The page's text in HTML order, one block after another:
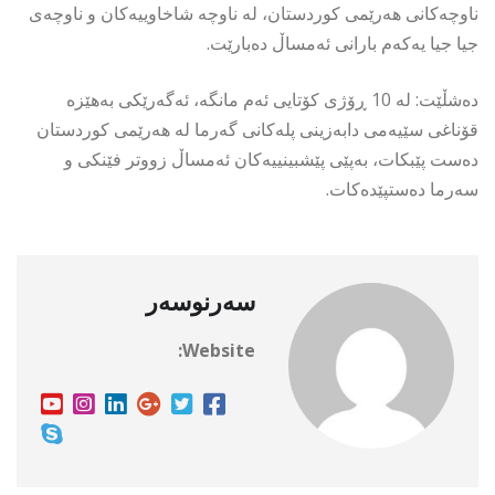
ناوچەکانی هەرێمی کوردستان، لە ناوچە شاخاوییەکان و ناوچەی
جیا جیا یەکەم بارانی ئەمساڵ دەبارێت.
دەشڵێت: لە 10 ڕۆژی کۆتایی ئەم مانگە، ئەگەرێکی بەهێزە
قۆناغی سێیەمی دابەزینی پلەکانی گەرما لە هەرێمی کوردستان
دەست پێبکات، بەپێی پێشبینییەکان ئەمساڵ زووتر فێنکی و
سەرما دەستپێدەکات.
سەرنوسەر
Website: